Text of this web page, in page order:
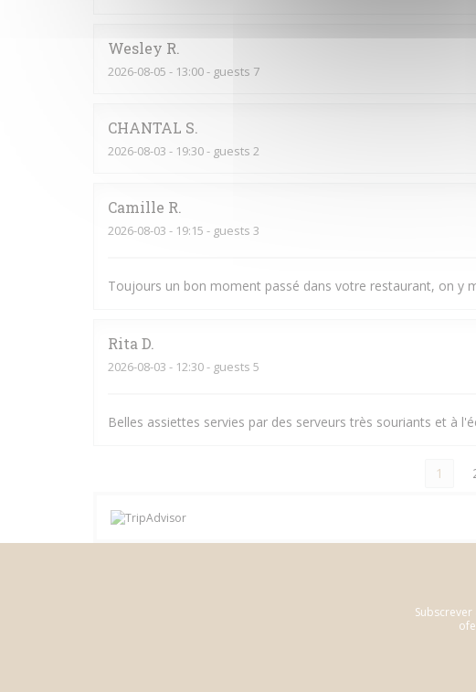
Wesley R
2026-08-05 - 13:00 - guests 7
CHANTAL S
2026-08-03 - 19:30 - guests 2
Camille R
2026-08-03 - 19:15 - guests 3
Toujours un bon moment passé dans votre restaurant, on y
Rita D
2026-08-03 - 12:30 - guests 5
Belles assiettes servies par des serveurs très souriants et à
1